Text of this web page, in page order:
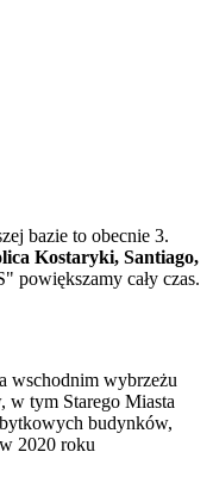
bazie to obecnie 3.
Kostaryki, Santiago,
powiększamy cały czas.
wschodnim wybrzeżu
w tym Starego Miasta
budynków,
2020 roku